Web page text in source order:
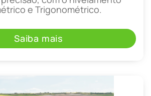
e Trigonométrico.
Saiba mais